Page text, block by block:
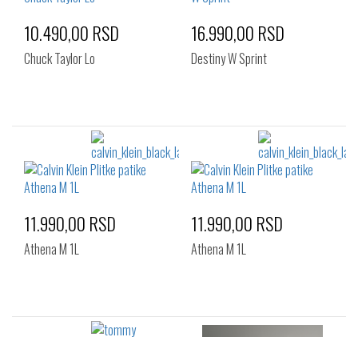
10.490,00 RSD
Chuck Taylor Lo
16.990,00 RSD
Destiny W Sprint
11.990,00 RSD
Athena M 1L
11.990,00 RSD
Athena M 1L